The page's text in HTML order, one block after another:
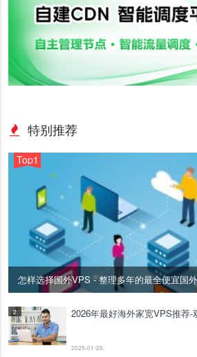
特别推荐
Top1
怎样选择国外VPS - 整理多年的最全便宜国
2 2026年最好海外家宽VPS推荐
2025-01-25